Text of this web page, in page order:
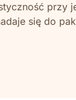
przy
się do